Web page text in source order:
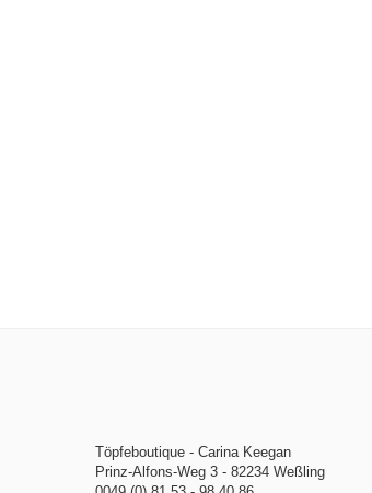
Töpfeboutique - Carina Keegan
Prinz-Alfons-Weg 3 - 82234 Weßling